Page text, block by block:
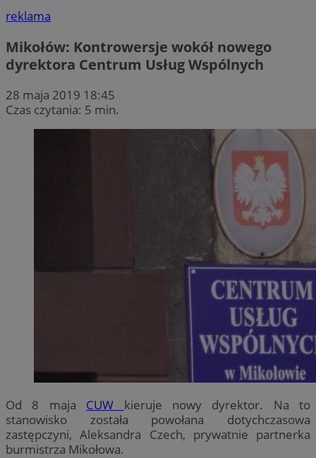
reklama
Mikołów: Kontrowersje wokół nowego
dyrektora Centrum Usług Wspólnych
28 maja 2019 18:45
Czas czytania: 5 min.
Od 8 maja CUW kieruje nowy dyrektor. Na to
stanowisko została powołana dotychczasowa
zastępczyni, Aleksandra Czech, prywatnie partnerka
burmistrza Mikołowa.